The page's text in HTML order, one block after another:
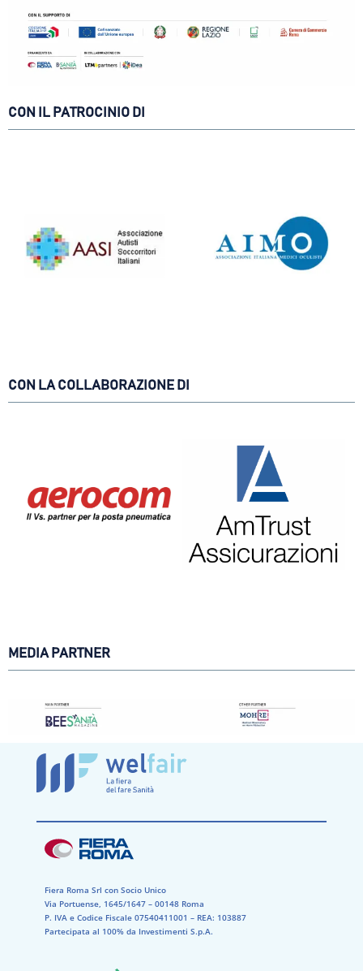
CON IL PATROCINIO DI
CON LA COLLABORAZIONE DI
MEDIA PARTNER
Fiera Roma Srl con Socio Unico
Via Portuense, 1645/1647 – 00148 Roma
P. IVA e Codice Fiscale 07540411001​ – REA: 103887​
Partecipata al 100% da Investimenti S.p.A.